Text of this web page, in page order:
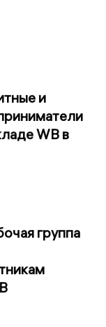
и
WB в
группа